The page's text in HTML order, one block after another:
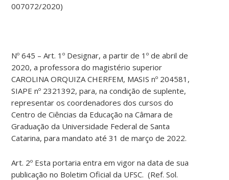
007072/2020)
Nº 645 – Art. 1º Designar, a partir de 1º de abril de
2020, a professora do magistério superior
CAROLINA ORQUIZA CHERFEM, MASIS nº 204581,
SIAPE nº 2321392, para, na condição de suplente,
representar os coordenadores dos cursos do
Centro de Ciências da Educação na Câmara de
Graduação da Universidade Federal de Santa
Catarina, para mandato até 31 de março de 2022.
Art. 2º Esta portaria entra em vigor na data de sua
publicação no Boletim Oficial da UFSC. (Ref. Sol.